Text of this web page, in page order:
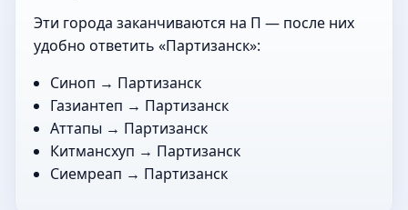
Эти города заканчиваются на П — после них
удобно ответить «Партизанск»:
Синоп → Партизанск
Газиантеп → Партизанск
Аттапы → Партизанск
Китмансхуп → Партизанск
Сиемреап → Партизанск